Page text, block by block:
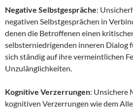
Negative Selbstgespräche:
negativen Selbstgesprächen in
denen die Betroffenen einen
selbsterniedrigenden inneren Dialog
sich ständig auf ihre vermeintlichen
Unzulänglichkeiten.
Kognitive Verzerrungen: Unsichere
kognitiven Verzerrungen wie dem